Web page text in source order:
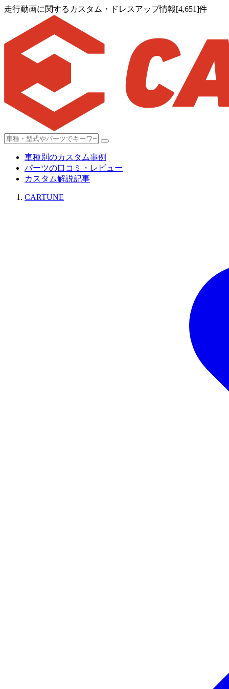
走行動画に関するカスタム・ドレスアップ情報[4,651]件
車種別のカスタム事例
パーツの口コミ・レビュー
カスタム解説記事
CARTUNE